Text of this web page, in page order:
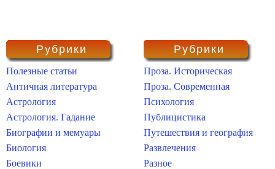
Рубрики
Полезные статьи
Античная литература
Астрология
Астрология. Гадание
Биографии и мемуары
Биология
Боевики
Рубрики
Проза. Историческая
Проза. Современная
Психология
Публицистика
Путешествия и география
Развлечения
Разное